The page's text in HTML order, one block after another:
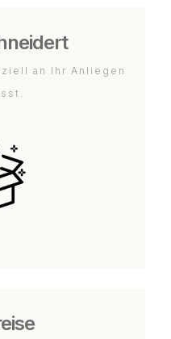
an Ihr Anliegen